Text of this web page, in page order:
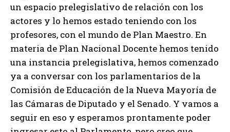
un espacio prelegislativo de relación con los
actores y lo hemos estado teniendo con los
profesores, con el mundo de Plan Maestro. En
materia de Plan Nacional Docente hemos tenido
una instancia prelegislativa, hemos comenzado
ya a conversar con los parlamentarios de la
Comisión de Educación de la Nueva Mayoría de
las Cámaras de Diputado y el Senado. Y vamos a
seguir en eso y esperamos prontamente poder